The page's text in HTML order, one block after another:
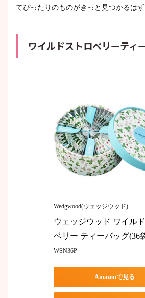
てぴったりのものがきっと見つかるはず
ワイルドストロベリーティ
Wedgwood(ウェッジウッド)
ウェッジウッド ワイル
ベリー ティーバッグ(36
WSN36P
Amazonで見る